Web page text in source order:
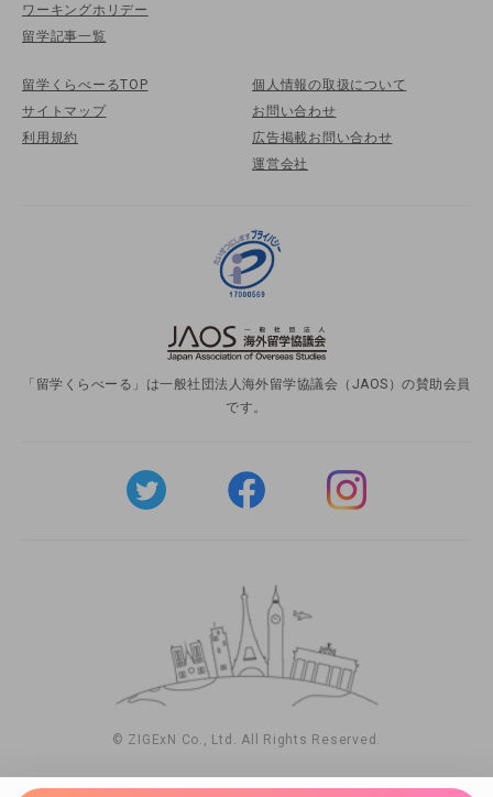
ワーキングホリデー
留学記事一覧
留学くらべーるTOP
サイトマップ
利用規約
個人情報の取扱について
お問い合わせ
広告掲載お問い合わせ
運営会社
「留学くらべーる」は一般社団法人海外留学協議会（JAOS）の賛助会員
です。
© ZIGExN Co., Ltd. All Rights Reserved.